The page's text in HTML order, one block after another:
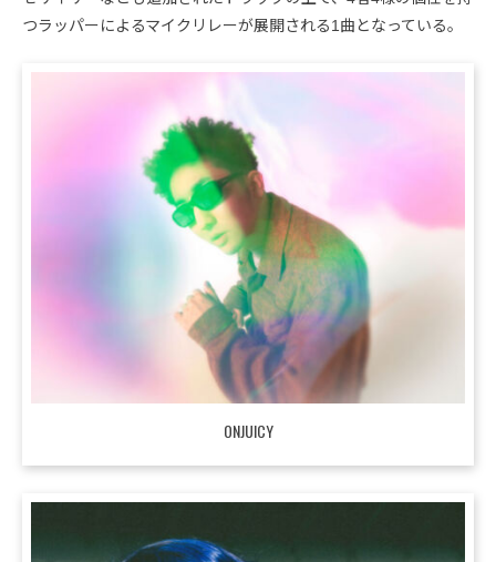
つラッパーによるマイクリレーが展開される1曲となっている。
ONJUICY